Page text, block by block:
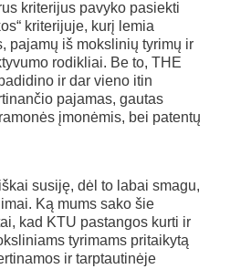
kriterijus pavyko pasiekti
kriterijuje, kurį lemia
pajamų iš mokslinių tyrimų ir
rodikliai. Be to, THE
ir dar vieno itin
pajamas, gautas
įmonėmis, bei patentų
susiję, dėl to labai smagu,
Ką mums sako šie
kad KTU pastangos kurti ir
tyrimams pritaikytą
ir tarptautinėje